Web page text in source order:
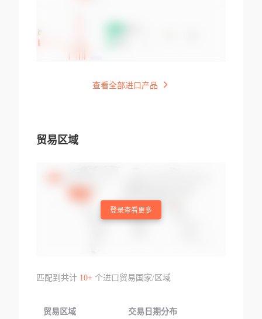
查看全部进口产品
贸易区域
登录查看更多
匹配到共计 10+个进口贸易国家/区域
贸易区域 交易日期分布